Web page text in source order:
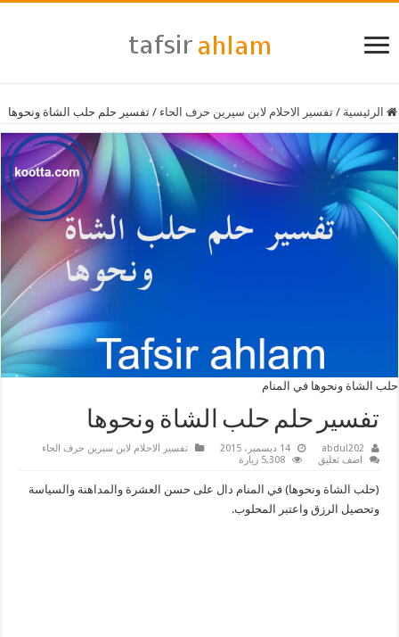
الرئيسية / تفسير الاحلام لابن سيرين حرف الحاء / تفسير حلم حلب الشاة ونحوها
حلب الشاة ونحوها في المنام
تفسير حلم حلب الشاة ونحوها
abdul202 14 ديسمبر، 2015
تفسير الاحلام لابن سيرين حرف الحاء
اضف تعليق
5,308 زيارة
(حلب الشاة ونحوها) في المنام دال على حسن العشرة والمداهنة والسياسة
وتحصيل الرزق واعتبر المحلوب.